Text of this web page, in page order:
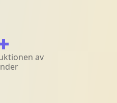
av